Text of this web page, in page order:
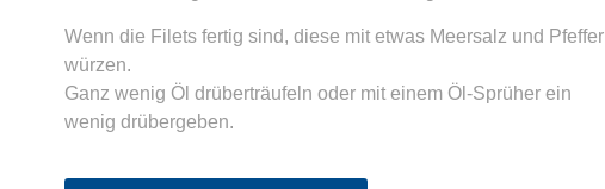
Wenn die Filets fertig sind, diese mit etwas Meersalz und Pfeffer
würzen.
Ganz wenig Öl drüberträufeln oder mit einem Öl-Sprüher ein
wenig drübergeben.